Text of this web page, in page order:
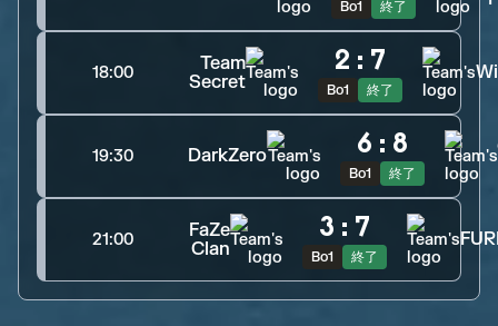
Bo1 終了
18:00
Team
Secret
2 : 7
Bo1 終了
19:30 DarkZero 6 : 8
Bo1 終了
21:00
FaZe
Clan
3 : 7
Bo1 終了